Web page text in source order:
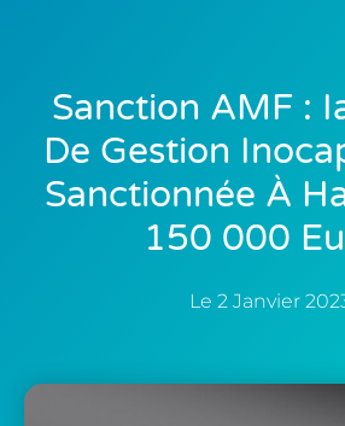
Sanction AMF :
De Gestion
Sanctionnée À
150 000
Le 2 Janvier